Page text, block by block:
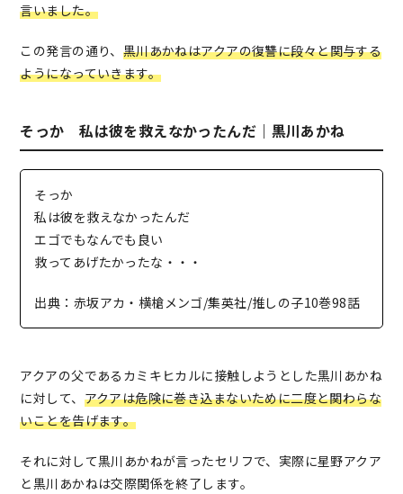
言いました。
この発言の通り、 黒川あかねはアクアの復讐に段々と関与する
ようになっていきます。
そっか 私は彼を救えなかったんだ｜黒川あかね
そっか
私は彼を救えなかったんだ
エゴでもなんでも良い
救ってあげたかったな・・・
出典：赤坂アカ・横槍メンゴ/集英社/推しの子10巻98話
アクアの父であるカミキヒカルに接触しようとした黒川あかね
に対して、 アクアは危険に巻き込まないために二度と関わらな
いことを告げます。
それに対して黒川あかねが言ったセリフで、実際に星野アクア
と黒川あかねは交際関係を終了します。